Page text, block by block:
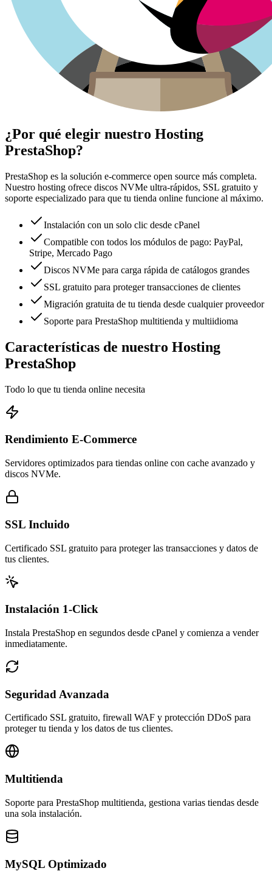
¿Por qué elegir nuestro Hosting
PrestaShop?
PrestaShop es la solución e-commerce open source más completa.
Nuestro hosting ofrece discos NVMe ultra-rápidos, SSL gratuito y
soporte especializado para que tu tienda online funcione al máximo.
Instalación con un solo clic desde cPanel
Compatible con todos los módulos de pago: PayPal,
Stripe, Mercado Pago
Discos NVMe para carga rápida de catálogos grandes
SSL gratuito para proteger transacciones de clientes
Migración gratuita de tu tienda desde cualquier proveedor
Soporte para PrestaShop multitienda y multiidioma
Características de nuestro Hosting
PrestaShop
Todo lo que tu tienda online necesita
Rendimiento E-Commerce
Servidores optimizados para tiendas online con cache avanzado y
discos NVMe.
SSL Incluido
Certificado SSL gratuito para proteger las transacciones y datos de
tus clientes.
Instalación 1-Click
Instala PrestaShop en segundos desde cPanel y comienza a vender
inmediatamente.
Seguridad Avanzada
Certificado SSL gratuito, firewall WAF y protección DDoS para
proteger tu tienda y los datos de tus clientes.
Multitienda
Soporte para PrestaShop multitienda, gestiona varias tiendas desde
una sola instalación.
MySQL Optimizado